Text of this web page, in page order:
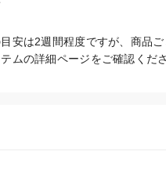
安は2週間程度ですが、商品ご
ムの詳細ページをご確認くだ